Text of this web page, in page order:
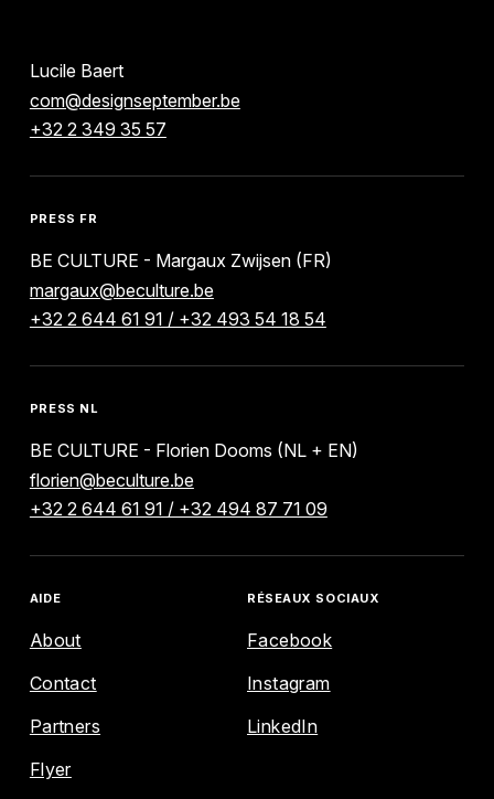
EXPLORE
AGENDA
AIDE
About
Contact
Partners
Flyer
RÉSEAUX SOCIAUX
Facebook
Instagram
LinkedIn
Lucile Baert
com@designseptember.be
+32 2 349 35 57
PRESS FR
BE CULTURE - Margaux Zwijsen (FR)
margaux@beculture.be
+32 2 644 61 91 / +32 493 54 18 54
PRESS NL
BE CULTURE - Florien Dooms (NL + EN)
florien@beculture.be
+32 2 644 61 91 / +32 494 87 71 09